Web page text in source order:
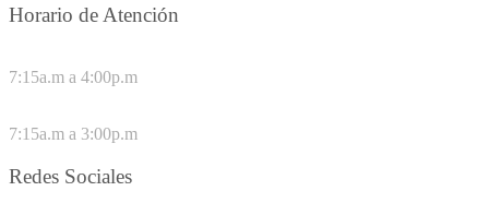
Horario de Atención
7:15a.m a 4:00p.m
7:15a.m a 3:00p.m
Redes Sociales